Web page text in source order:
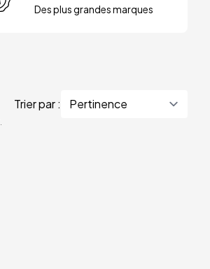
Des plus grandes marques
Trier par :